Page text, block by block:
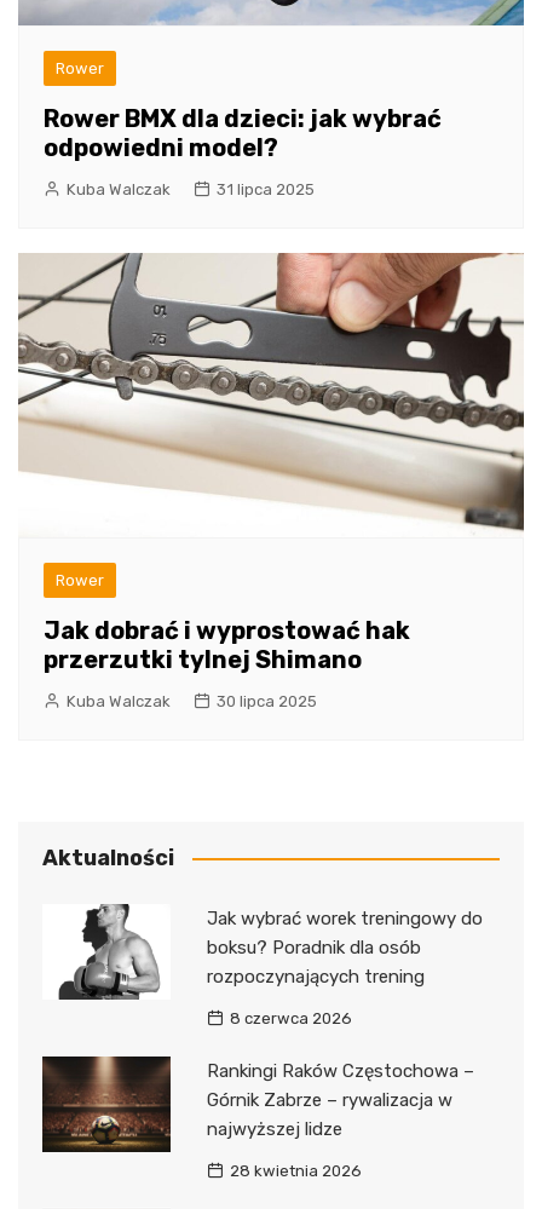
Rower
Rower BMX dla dzieci: jak wybrać
odpowiedni model?
Kuba Walczak 31 lipca 2025
Rower
Jak dobrać i wyprostować hak
przerzutki tylnej Shimano
Kuba Walczak 30 lipca 2025
Aktualności
Jak wybrać worek treningowy do
boksu? Poradnik dla osób
rozpoczynających trening
8 czerwca 2026
Rankingi Raków Częstochowa –
Górnik Zabrze – rywalizacja w
najwyższej lidze
28 kwietnia 2026